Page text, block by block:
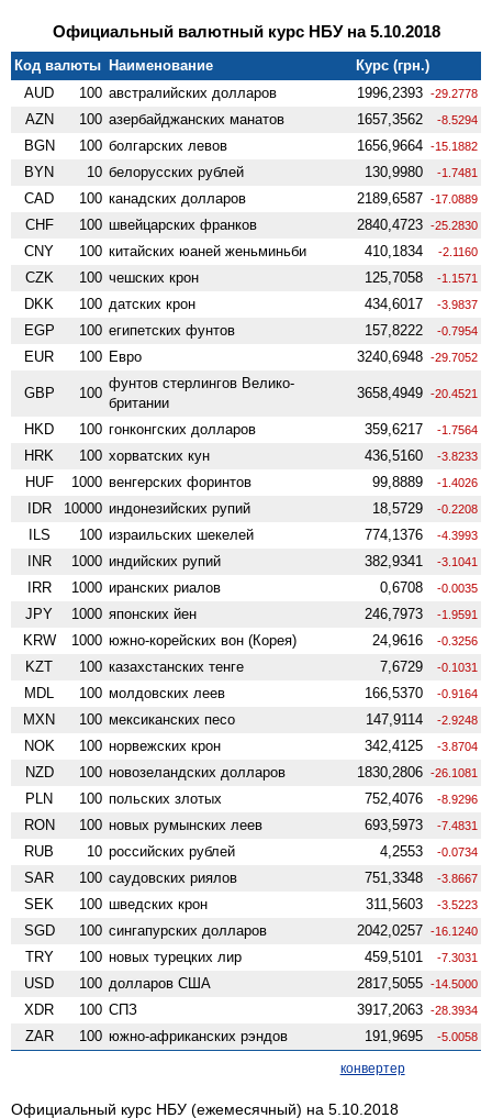
Официальный валютный курс НБУ на 5.10.2018
Код валюты Наименование
Курс (грн.)
AUD
100 австралийских долларов 1996,2393 -29.2778
AZN 100 азербайджанских манатов 1657,3562 -8.5294
BGN 100 болгарских левов 1656,9664 -15.1882
BYN 10 белорусских рублей 130,9980 -1.7481
CAD 100 канадских долларов 2189,6587 -17.0889
CHF 100 швейцарских франков 2840,4723 -25.2830
CNY 100 китайских юаней женьминьби 410,1834 -2.1160
CZK 100 чешских крон 125,7058 -1.1571
DKK 100 датских крон 434,6017 -3.9837
EGP 100 египетских фунтов 157,8222 -0.7954
EUR 100 Евро 3240,6948 -29.7052
GBP 100
фунтов стерлингов Велико­
британии
3658,4949 -20.4521
HKD 100 гонконгских долларов 359,6217 -1.7564
HRK 100 хорватских кун 436,5160 -3.8233
HUF 1000 венгерских форинтов 99,8889 -1.4026
IDR 10000 индонезийских рупий 18,5729 -0.2208
ILS 100 израильских шекелей 774,1376 -4.3993
INR 1000 индийских рупий 382,9341 -3.1041
IRR 1000 иранских риалов 0,6708 -0.0035
JPY 1000 японских йен 246,7973 -1.9591
KRW 1000 южно-корейских вон (Корея) 24,9616 -0.3256
KZT 100 казахстанских тенге 7,6729 -0.1031
MDL 100 молдовских леев 166,5370 -0.9164
MXN 100 мексиканских песо 147,9114 -2.9248
NOK 100 норвежских крон 342,4125 -3.8704
NZD 100 ново­зеландских долларов 1830,2806 -26.1081
PLN 100 польских злотых 752,4076 -8.9296
RON 100 новых румынских леев 693,5973 -7.4831
RUB 10 российских рублей 4,2553 -0.0734
SAR 100 саудовских риялов 751,3348 -3.8667
SEK 100 шведских крон 311,5603 -3.5223
SGD 100 сингапурских долларов 2042,0257 -16.1240
TRY 100 новых турецких лир 459,5101 -7.3031
USD 100 долларов США 2817,5055 -14.5000
XDR 100 СПЗ 3917,2063 -28.3934
ZAR 100 южно-африканских рэндов 191,9695 -5.0058
конвертер
Официальный курс НБУ (ежемесячный) на 5.10.2018